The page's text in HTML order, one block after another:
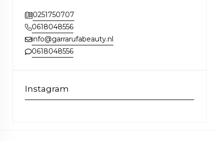
0251750707
0618048556
info@garrarufabeauty.nl
0618048556
Instagram